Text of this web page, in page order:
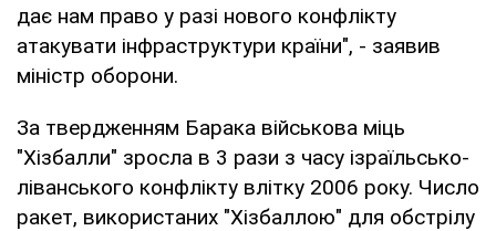
дає нам право у разі нового конфлікту
атакувати інфраструктури країни", - заявив
міністр оборони.
За твердженням Барака військова міць
"Хізбалли" зросла в 3 рази з часу ізраїльсько-
ліванського конфлікту влітку 2006 року. Число
ракет, використаних "Хізбаллою" для обстрілу